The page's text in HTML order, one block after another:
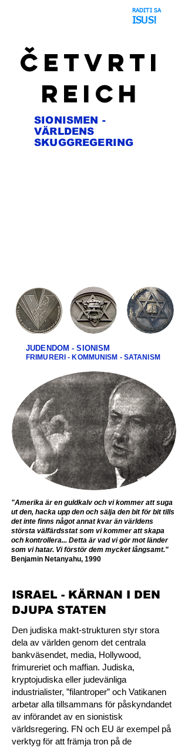
RADITI SA
ISUS!
ČETVRTI
REICH
SIONISMEN -
VÄRLDENS
SKUGGREGERING
JUDENDOM - SIONISM
FRIMURERI - KOMMUNISM - SATANISM
"Amerika är en guldkalv och vi kommer att suga
ut den, hacka upp den och sälja den bit för bit tills
det inte finns något annat kvar än världens
största välfärdsstat som vi kommer att skapa
och kontrollera... Detta är vad vi gör mot länder
som vi hatar. Vi förstör dem mycket långsamt."
Benjamin Netanyahu, 1990
ISRAEL - KÄRNAN I DEN
DJUPA STATEN
Den judiska makt-strukturen styr stora
dela av världen genom det centrala
bankväsendet, media, Hollywood,
frimureriet och maffian. Judiska,
kryptojudiska eller judevänliga
industrialister, ”filantroper” och Vatikanen
arbetar alla tillsammans för påskyndandet
av införandet av en sionistisk
världsregering. FN och EU är exempel på
verktyg för att främja tron på de